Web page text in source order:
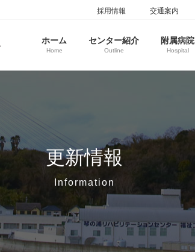
採用情報 交通案内
ホーム
Home
センター紹介
Outline
附属病院
Hospital
更新情報
Information